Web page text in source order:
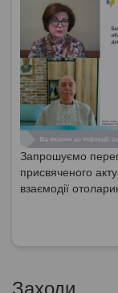
Запрошуємо
присвяченого
взаємодії
Заходи